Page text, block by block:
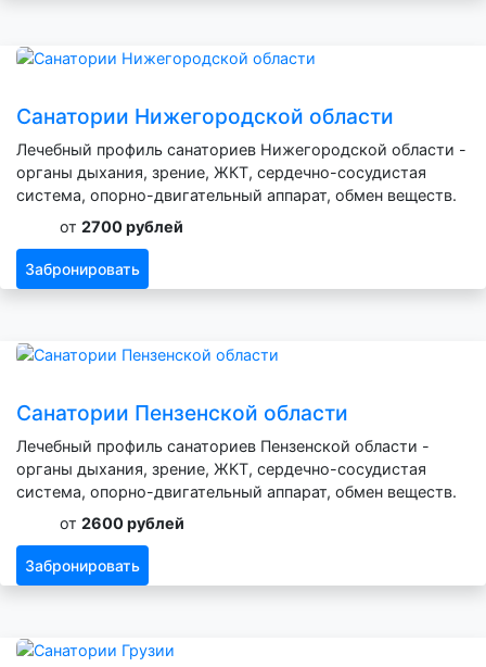
Санатории Нижегородской области
Лечебный профиль санаториев Нижегородской области -
органы дыхания, зрение, ЖКТ, сердечно-сосудистая
система, опорно-двигательный аппарат, обмен веществ.
от 2700 рублей
Забронировать
Санатории Пензенской области
Лечебный профиль санаториев Пензенской области -
органы дыхания, зрение, ЖКТ, сердечно-сосудистая
система, опорно-двигательный аппарат, обмен веществ.
от 2600 рублей
Забронировать